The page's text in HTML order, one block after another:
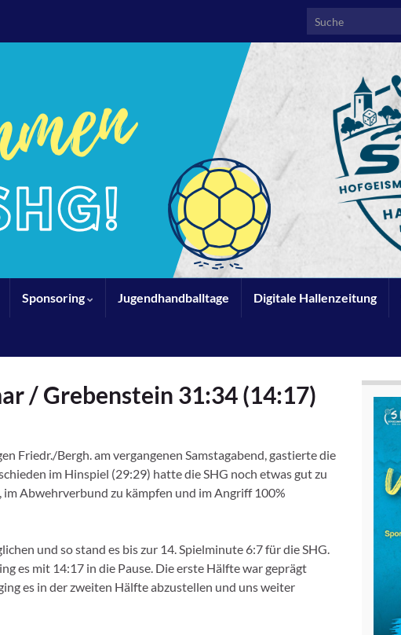
Search for:
Sponsoring Jugendhandballtage Digitale Hallenzeitung
/ Grebenstein 31:34 (14:17)
Friedr./Bergh. am vergangenen Samstagabend, gastierte die
im Hinspiel (29:29) hatte die SHG noch etwas gut zu
im Abwehrverbund zu kämpfen und im Angriff 100%
und so stand es bis zur 14. Spielminute 6:7 für die SHG.
es mit 14:17 in die Pause. Die erste Hälfte war geprägt
es in der zweiten Hälfte abzustellen und uns weiter